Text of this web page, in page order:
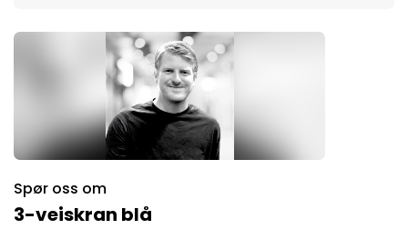
Spør oss om
3-veiskran blå